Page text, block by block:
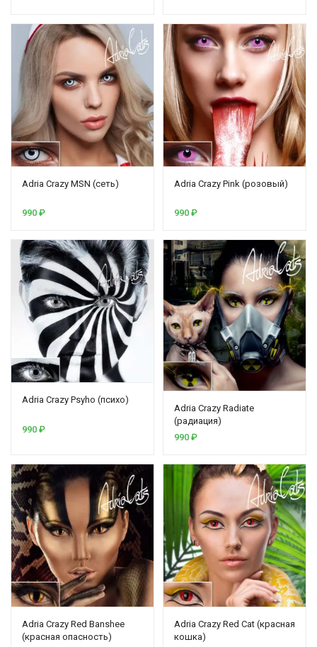
Adria Crazy MSN (сеть)
990 ₽
Adria Crazy Pink (розовый)
990 ₽
Adria Crazy Psyho (психо)
990 ₽
Adria Crazy Radiate
(радиация)
990 ₽
Adria Crazy Red Banshee
(красная опасность)
Adria Crazy Red Cat (красная
кошка)